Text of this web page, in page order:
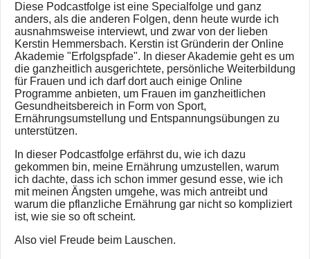
Diese Podcastfolge ist eine Specialfolge und ganz
anders, als die anderen Folgen, denn heute wurde ich
ausnahmsweise interviewt, und zwar von der lieben
Kerstin Hemmersbach. Kerstin ist Gründerin der Online
Akademie "Erfolgspfade". In dieser Akademie geht es um
die ganzheitlich ausgerichtete, persönliche Weiterbildung
für Frauen und ich darf dort auch einige Online
Programme anbieten, um Frauen im ganzheitlichen
Gesundheitsbereich in Form von Sport,
Ernährungsumstellung und Entspannungsübungen zu
unterstützen.
In dieser Podcastfolge erfährst du, wie ich dazu
gekommen bin, meine Ernährung umzustellen, warum
ich dachte, dass ich schon immer gesund esse, wie ich
mit meinen Ängsten umgehe, was mich antreibt und
warum die pflanzliche Ernährung gar nicht so kompliziert
ist, wie sie so oft scheint.
Also viel Freude beim Lauschen.